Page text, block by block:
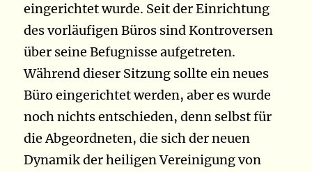
eingerichtet wurde. Seit der Einrichtung
des vorläufigen Büros sind Kontroversen
über seine Befugnisse aufgetreten.
Während dieser Sitzung sollte ein neues
Büro eingerichtet werden, aber es wurde
noch nichts entschieden, denn selbst für
die Abgeordneten, die sich der neuen
Dynamik der heiligen Vereinigung von